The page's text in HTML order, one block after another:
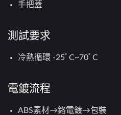
手把蓋
測試要求
冷熱循環 -25ﾟC~70ﾟC
電鍍流程
ABS素材→鉻電鍍→包裝